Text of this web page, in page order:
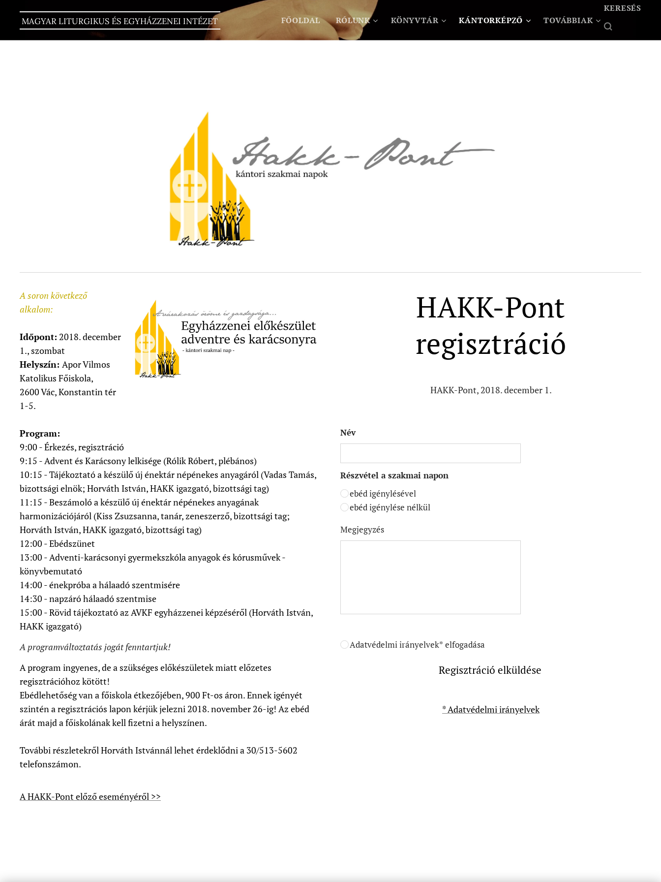
MAGYAR LITURGIKUS ÉS EGYHÁZZENEI INTÉZET FŐOLDAL RÓLUNK KÖNYVTÁR KÁNTORKÉPZŐ TOVÁBBIAK
KERESÉS
A soron következő
alkalom:
Időpont: 2018. december
1., szombat
Helyszín: Apor Vilmos
Katolikus Főiskola,
2600 Vác, Konstantin tér
1-5.
Program:
9:00 - Érkezés, regisztráció
9:15 - Advent és Karácsony lelkisége (Rólik Róbert, plébános)
10:15 - Tájékoztató a készülő új énektár népénekes anyagáról (Vadas Tamás,
bizottsági elnök; Horváth István, HAKK igazgató, bizottsági tag)
11:15 - Beszámoló a készülő új énektár népénekes anyagának
harmonizációjáról (Kiss Zsuzsanna, tanár, zeneszerző, bizottsági tag;
Horváth István, HAKK igazgató, bizottsági tag)
12:00 - Ebédszünet
13:00 - Adventi-karácsonyi gyermekszkóla anyagok és kórusművek -
könyvbemutató
14:00 - énekpróba a hálaadó szentmisére
14:30 - napzáró hálaadó szentmise
15:00 - Rövid tájékoztató az AVKF egyházzenei képzéséről (Horváth István,
HAKK igazgató)
A programváltoztatás jogát fenntartjuk!
A program ingyenes, de a szükséges előkészületek miatt előzetes
regisztrációhoz kötött!
Ebédlehetőség van a főiskola étkezőjében, 900 Ft-os áron. Ennek igényét
szintén a regisztrációs lapon kérjük jelezni 2018. november 26-ig! Az ebéd
árát majd a főiskolának kell fizetni a helyszínen.
További részletekről Horváth Istvánnál lehet érdeklődni a 30/513-5602
telefonszámon.
A HAKK-Pont előző eseményéről >>
HAKK-Pont
regisztráció
HAKK-Pont, 2018. december 1.
Név
Részvétel a szakmai napon
ebéd igénylésével
ebéd igénylése nélkül
Megjegyzés
Adatvédelmi irányelvek* elfogadása
Regisztráció elküldése
* Adatvédelmi irányelvek